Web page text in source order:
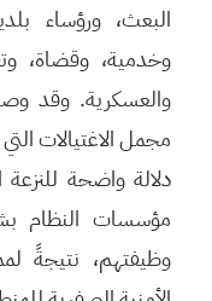
البعث، ورؤساء
وخدمية، وقضاة،
مجمل الاغتيالات
دلالة واضحة للنزعة
مؤسسات النظام
وظيفتهم، نتيجةً